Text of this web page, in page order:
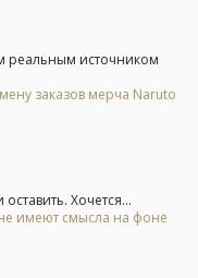
реальным источником
заказов мерча Naruto
Хочется...
имеют смысла на фоне